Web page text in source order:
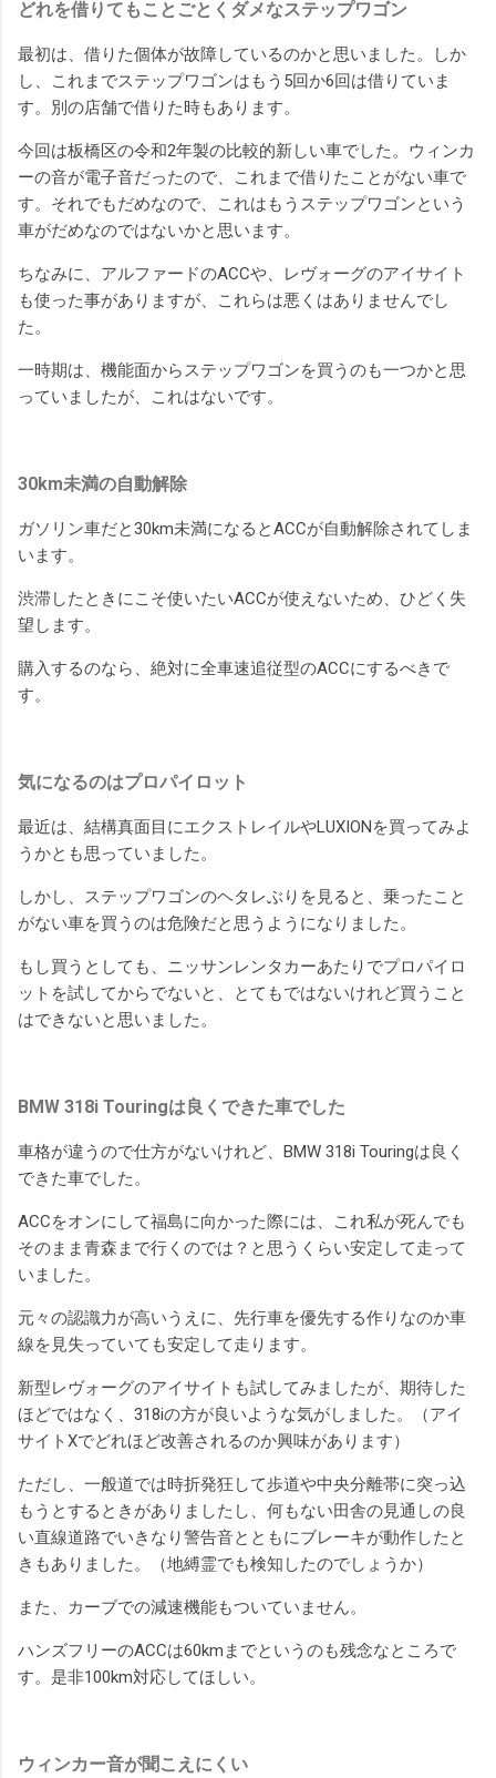
どれを借りてもことごとくダメなステップワゴン
最初は、借りた個体が故障しているのかと思いました。しか
し、これまでステップワゴンはもう5回か6回は借りていま
す。別の店舗で借りた時もあります。
今回は板橋区の令和2年製の比較的新しい車でした。ウィンカ
ーの音が電子音だったので、これまで借りたことがない車で
す。それでもだめなので、これはもうステップワゴンという
車がだめなのではないかと思います。
ちなみに、アルファードのACCや、レヴォーグのアイサイト
も使った事がありますが、これらは悪くはありませんでし
た。
一時期は、機能面からステップワゴンを買うのも一つかと思
っていましたが、これはないです。
30km未満の自動解除
ガソリン車だと30km未満になるとACCが自動解除されてしま
います。
渋滞したときにこそ使いたいACCが使えないため、ひどく失
望します。
購入するのなら、絶対に全車速追従型のACCにするべきで
す。
気になるのはプロパイロット
最近は、結構真面目にエクストレイルやLUXIONを買ってみよ
うかとも思っていました。
しかし、ステップワゴンのヘタレぶりを見ると、乗ったこと
がない車を買うのは危険だと思うようになりました。
もし買うとしても、ニッサンレンタカーあたりでプロパイロ
ットを試してからでないと、とてもではないけれど買うこと
はできないと思いました。
BMW 318i Touringは良くできた車でした
車格が違うので仕方がないけれど、BMW 318i Touringは良く
できた車でした。
ACCをオンにして福島に向かった際には、これ私が死んでも
そのまま青森まで行くのでは？と思うくらい安定して走って
いました。
元々の認識力が高いうえに、先行車を優先する作りなのか車
線を見失っていても安定して走ります。
新型レヴォーグのアイサイトも試してみましたが、期待した
ほどではなく、318iの方が良いような気がしました。（アイ
サイトXでどれほど改善されるのか興味があります）
ただし、一般道では時折発狂して歩道や中央分離帯に突っ込
もうとするときがありましたし、何もない田舎の見通しの良
い直線道路でいきなり警告音とともにブレーキが動作したと
きもありました。（地縛霊でも検知したのでしょうか）
また、カーブでの減速機能もついていません。
ハンズフリーのACCは60kmまでというのも残念なところで
す。是非100km対応してほしい。
ウィンカー音が聞こえにくい